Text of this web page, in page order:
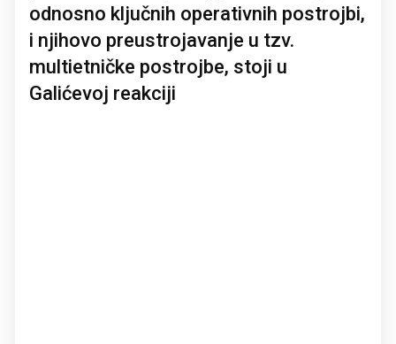
odnosno ključnih operativnih postrojbi,
i njihovo preustrojavanje u tzv.
multietničke postrojbe, stoji u
Galićevoj reakciji